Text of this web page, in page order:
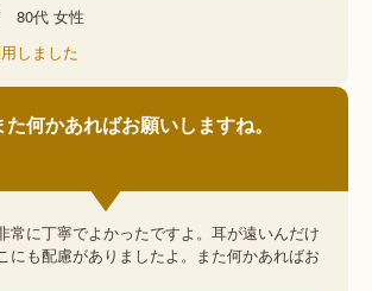
80代 女性
しました
た何かあればお願いしますね。
常に丁寧でよかったですよ。耳が遠いんだけ
にも配慮がありましたよ。また何かあればお